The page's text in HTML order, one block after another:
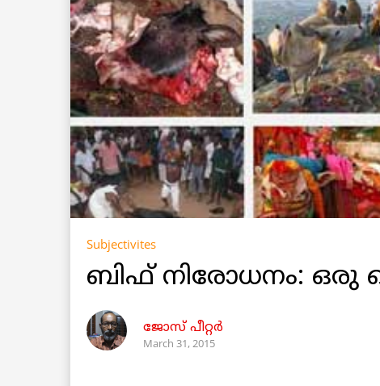
Subjectivites
ബിഫ് നിരോധനം:
ജോസ് പീറ്റര്‍
March 31, 2015